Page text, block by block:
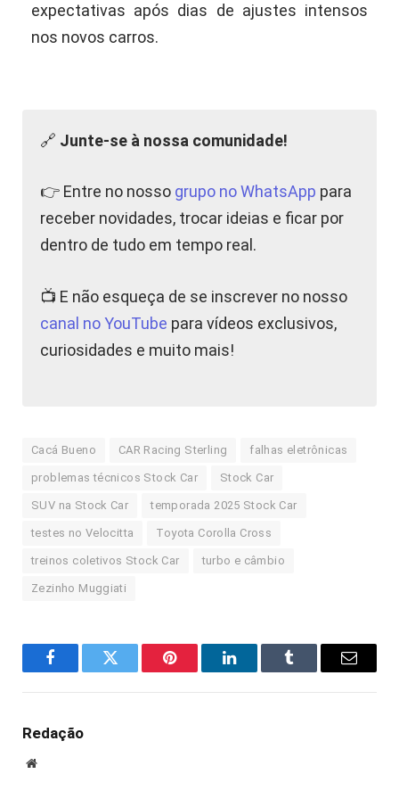
expectativas após dias de ajustes intensos
nos novos carros.
🔗 Junte-se à nossa comunidade!
👉 Entre no nosso grupo no WhatsApp para
receber novidades, trocar ideias e ficar por
dentro de tudo em tempo real.
📺 E não esqueça de se inscrever no nosso
canal no YouTube para vídeos exclusivos,
curiosidades e muito mais!
Cacá Bueno CAR Racing Sterling falhas eletrônicas
problemas técnicos Stock Car Stock Car
SUV na Stock Car temporada 2025 Stock Car
testes no Velocitta Toyota Corolla Cross
treinos coletivos Stock Car turbo e câmbio
Zezinho Muggiati
FacebookTwitter Pinterest LinkedInTumblr
E-
Redação
Site